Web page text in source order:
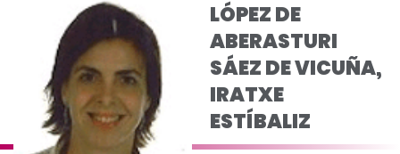
LÓPEZ DE
ABERASTURI
SÁEZ DE VICUÑA,
IRATXE
ESTÍBALIZ